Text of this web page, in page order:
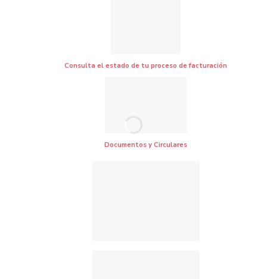
Consulta el estado de tu proceso de facturación
Documentos y Circulares